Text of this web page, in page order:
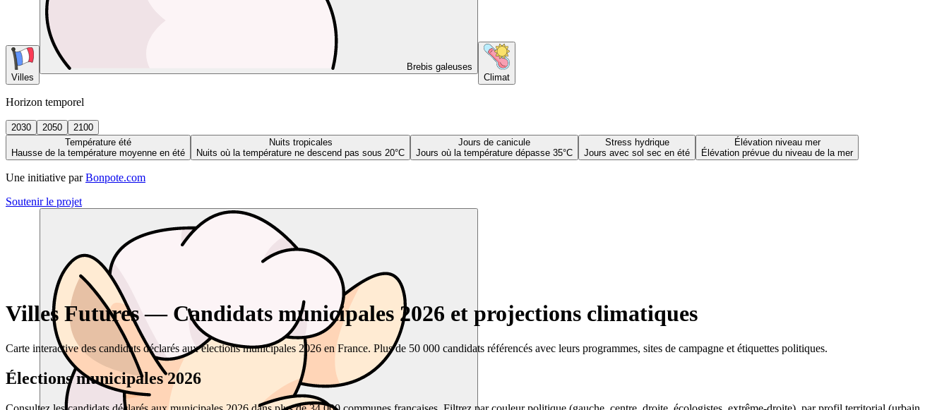
Villes
Brebis galeuses
Climat
Horizon temporel
2030 2050
2100
Température été
Hausse de la température moyenne en été
Nuits tropicales
Nuits où la température ne descend pas sous 20°C
Jours de canicule
Jours où la température dépasse 35°C
Stress hydrique
Jours avec sol sec en été
Élévation niveau mer
Élévation prévue du niveau de la mer
Une initiative par Bonpote.com
Soutenir le projet
Villes Futures — Candidats municipales 2026 et projections climatiques
Carte interactive des candidats déclarés aux élections municipales 2026 en France. Plus de 50 000 candidats référencés avec leurs programmes, sites de campagne et étiquettes politiques.
Élections municipales 2026